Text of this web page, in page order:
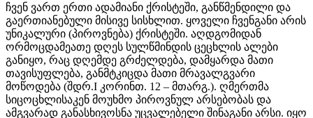
ჩვენ ვართ ერთი ადამიანი ქრისტეში, განწმენდილი და
გაერთიანებული მისივე სისხლით. ყოველი ჩვენგანი არის
უნიკალური (პიროვნება) ქრისტეში. აღდგომიდან
ორმოცდამეათე დღეს სულწმინდის ცეცხლის ალები
განიყო, რაც დღემდე გრძელდება, დამყარდა მათი
თავისუფლება, განმტკიცდა მათი მრავალგვარი
მოწოდება (შდრ.I კორინთ. 12 – მთარგ.). ღმერთმა
სიცოცხლისაკენ მოუხმო პიროვნულ არსებობას და
ამგვარად განასხივოსნა უცვალებელი შინაგანი არსი. იყო